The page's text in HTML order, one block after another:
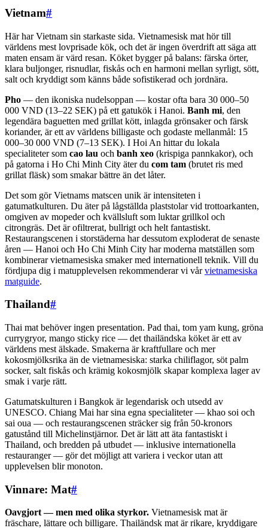
Vietnam#
Här har Vietnam sin starkaste sida. Vietnamesisk mat hör till
världens mest lovprisade kök, och det är ingen överdrift att säga att
maten ensam är värd resan. Köket bygger på balans: färska örter,
klara buljonger, risnudlar, fiskås och en harmoni mellan syrligt, sött,
salt och kryddigt som känns både sofistikerad och jordnära.
Pho — den ikoniska nudelsoppan — kostar ofta bara 30 000–50
000 VND (13–22 SEK) på ett gatukök i Hanoi. Banh mi, den
legendära baguetten med grillat kött, inlagda grönsaker och färsk
koriander, är ett av världens billigaste och godaste mellanmål: 15
000–30 000 VND (7–13 SEK). I Hoi An hittar du lokala
specialiteter som cao lau och banh xeo (krispiga pannkakor), och
på gatorna i Ho Chi Minh City äter du com tam (brutet ris med
grillat fläsk) som smakar bättre än det låter.
Det som gör Vietnams matscen unik är intensiteten i
gatumatkulturen. Du äter på lågställda plaststolar vid trottoarkanten,
omgiven av mopeder och kvällsluft som luktar grillkol och
citrongräs. Det är ofiltrerat, bullrigt och helt fantastiskt.
Restaurangscenen i storstäderna har dessutom exploderat de senaste
åren — Hanoi och Ho Chi Minh City har moderna matställen som
kombinerar vietnamesiska smaker med internationell teknik. Vill du
fördjupa dig i matupplevelsen rekommenderar vi vårvietnamesiska
matguide.
Thailand#
Thai mat behöver ingen presentation. Pad thai, tom yam kung, gröna
currygryor, mango sticky rice — det thailändska köket är ett av
världens mest älskade. Smakerna är kraftfullare och mer
kokosmjölksrika än de vietnamesiska: starka chiliflagor, söt palm
socker, salt fiskås och krämig kokosmjölk skapar komplexa lager av
smak i varje rätt.
Gatumatskulturen i Bangkok är legendarisk och utsedd av
UNESCO. Chiang Mai har sina egna specialiteter — khao soi och
sai oua — och restaurangscenen sträcker sig från 50-kronors
gatustånd till Michelinstjärnor. Det är lätt att äta fantastiskt i
Thailand, och bredden på utbudet — inklusive internationella
restauranger — gör det möjligt att variera i veckor utan att
upplevelsen blir monoton.
Vinnare: Mat#
Oavgjort — men med olika styrkor. Vietnamesisk mat är
fräschare, lättare och billigare. Thailändsk mat är rikare, kryddigare